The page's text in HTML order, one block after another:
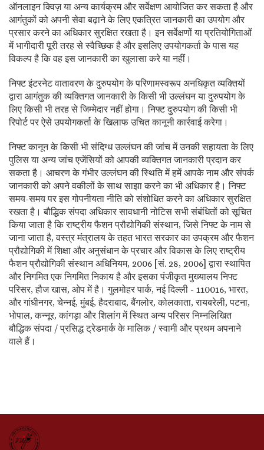
ऑनलाइन क्विज़ या अन्य कार्यक्रम और सर्वेक्षण आयोजित कर सकता है और
आगंतुकों को अपनी सेवा बढ़ाने के लिए एकत्रित जानकारी का उपयोग और
प्रसार करने का अधिकार सुरक्षित रखता है। इन सर्वेक्षणों या प्रतियोगिताओं
में भागीदारी पूरी तरह से स्वैच्छिक है और इसलिए उपयोगकर्ता के पास यह
विकल्प है कि वह इस जानकारी का खुलासा करे या नहीं।
निफ्ट इंटरनेट वातावरण के दुरुपयोग के परिणामस्वरूप अनधिकृत व्यक्तियों
द्वारा आगंतुक की व्यक्तिगत जानकारी के किसी भी उल्लंघन या दुरुपयोग के
लिए किसी भी तरह से जिम्मेदार नहीं होगा। निफ्ट दुरुपयोग की किसी भी
रिपोर्ट पर ऐसे उपयोगकर्ता के खिलाफ उचित कानूनी कार्रवाई करेगा।
निफ्ट कानून के किसी भी संदिग्ध उल्लंघन की जांच में उनकी सहायता के लिए
पुलिस या अन्य जांच एजेंसियों को आपकी व्यक्तिगत जानकारी प्रदान कर
सकता है। आचरण के गंभीर उल्लंघन की स्थिति में हमें आपके नाम और संपर्क
जानकारी को अपने वकीलों के साथ साझा करने का भी अधिकार है। निफ्ट
समय-समय पर इस गोपनीयता नीति को संशोधित करने का अधिकार सुरक्षित
रखता है। बौद्धिक संपदा अधिकार सावधानी नोटिस सभी संबंधितों को सूचित
किया जाता है कि राष्ट्रीय फैशन प्रौद्योगिकी संस्थान, जिसे निफ्ट के नाम से
जाना जाता है, वस्त्र मंत्रालय के तहत भारत सरकार का उपक्रम और फैशन
प्रौद्योगिकी में शिक्षा और अनुसंधान के प्रचार और विकास के लिए राष्ट्रीय
फैशन प्रौद्योगिकी संस्थान अधिनियम, 2006 [सं. 28, 2006] द्वारा स्थापित
और निगमित एक निगमित निकाय है और इसका पंजीकृत मुख्यालय निफ्ट
परिसर, हौज खास, ओप में है। गुलमोहर पार्क, नई दिल्ली - 110016, भारत,
और गांधीनगर, चेन्नई, मुंबई, हैदराबाद, बैंगलोर, कोलकाता, रायबरेली, पटना,
भोपाल, कन्नूर, कांगड़ा और शिलांग में स्थित अन्य परिसर निम्नलिखित
बौद्धिक संपदा / प्रसिद्ध ट्रेडमार्क के मालिक / स्वामी और प्रथम अपनाने
वाले हैं।